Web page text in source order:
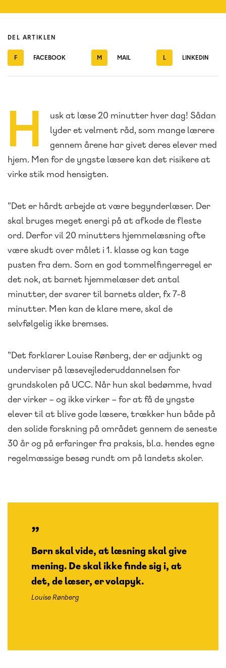
DEL ARTIKLEN
F FACEBOOK M MAIL L LINKEDIN
H
usk at læse 20 minutter hver dag! Sådan
lyder et velment råd, som mange lærere
gennem årene har givet deres elever med
hjem. Men for de yngste læsere kan det risikere at
virke stik mod hensigten.
”Det er hårdt arbejde at være begynderlæser. Der
skal bruges meget energi på at afkode de fleste
ord. Derfor vil 20 minutters hjemmelæsning ofte
være skudt over målet i 1. klasse og kan tage
pusten fra dem. Som en god tommelfingerregel er
det nok, at barnet hjemmelæser det antal
minutter, der svarer til barnets alder, fx 7-8
minutter. Men kan de klare mere, skal de
selvfølgelig ikke bremses.
”Det forklarer Louise Rønberg, der er adjunkt og
underviser på læsevejlederuddannelsen for
grundskolen på UCC. Når hun skal bedømme, hvad
der virker – og ikke virker – for at få de yngste
elever til at blive gode læsere, trækker hun både på
den solide forskning på området gennem de seneste
30 år og på erfaringer fra praksis, bl.a. hendes egne
regelmæssige besøg rundt om på landets skoler.
Børn skal vide, at læsning skal give
mening. De skal ikke finde sig i, at
det, de læser, er volapyk.
Louise Rønberg